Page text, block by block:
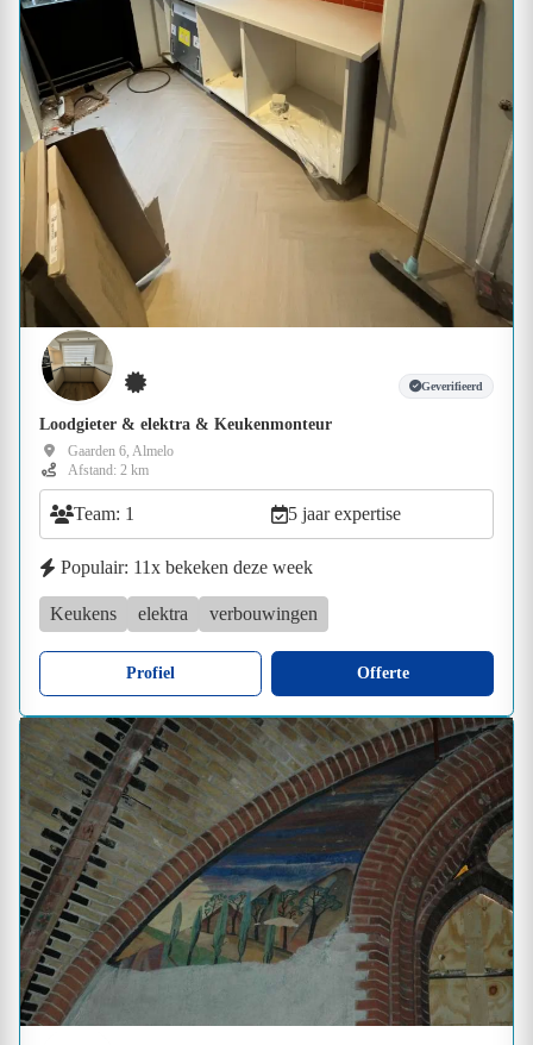
Geverifieerd
Loodgieter & elektra & Keukenmonteur
Gaarden 6, Almelo
Afstand: 2 km
Team: 1 5 jaar expertise
Populair: 11x bekeken deze week
Keukens elektra verbouwingen
Profiel Offerte